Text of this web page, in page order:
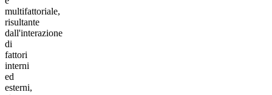
multifattoriale,
risultante
dall'interazione
di
fattori
interni
ed
esterni,